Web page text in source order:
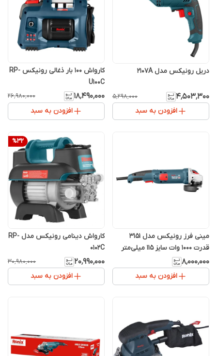
دریل رونیکس مدل 2107A
۴٬۵۰۳٬۳۰۰ ۵٬۲۹۸٬۰۰۰
افزودن به سبد
کارواش 100 بار ذغالی رونیکس RP-
U100C
۱۸٬۴۹۰٬۰۰۰ ۲۶٬۹۸۰٬۰۰۰
افزودن به سبد
مینی فرز رونیکس مدل 3151
قدرت ۱۰۰۰ وات سایز ۱۱۵ میلی‌متر
۸٬۰۰۰٬۰۰۰
افزودن به سبد
%32
کارواش دینامی رونیکس مدل RP-
0102C
۲۰٬۹۹۰٬۰۰۰ ۳۰٬۹۸۰٬۰۰۰
افزودن به سبد